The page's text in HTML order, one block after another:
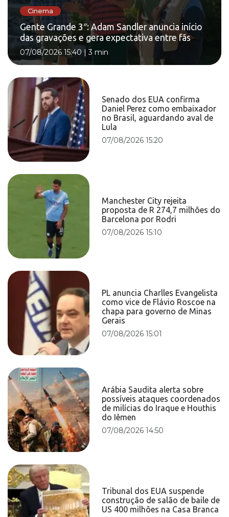
Cinema
Gente Grande 3″: Adam Sandler anuncia início
das gravações e gera expectativa entre fãs
07/08/2026 15:40|3 min
Senado dos EUA confirma
Daniel Perez como embaixador
no Brasil, aguardando aval de
Lula
07/08/2026 15:20
Manchester City rejeita
proposta de R 274,7 milhões do
Barcelona por Rodri
07/08/2026 15:10
PL anuncia Charlles Evangelista
como vice de Flávio Roscoe na
chapa para governo de Minas
Gerais
07/08/2026 15:01
Arábia Saudita alerta sobre
possíveis ataques coordenados
de milícias do Iraque e Houthis
do Iêmen
07/08/2026 14:50
Tribunal dos EUA suspende
construção de salão de baile de
US 400 milhões na Casa Branca